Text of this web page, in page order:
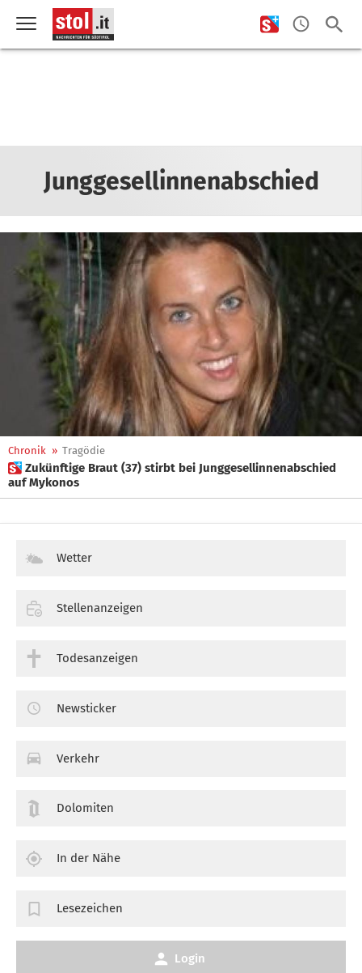
Junggesellinnenabschied
Chronik » Tragödie
 Zukünftige Braut (37) stirbt bei Junggesellinnenabschied
auf Mykonos
Wetter
Stellenanzeigen
Todesanzeigen
Newsticker
Verkehr
Dolomiten
In der Nähe
Lesezeichen
Login